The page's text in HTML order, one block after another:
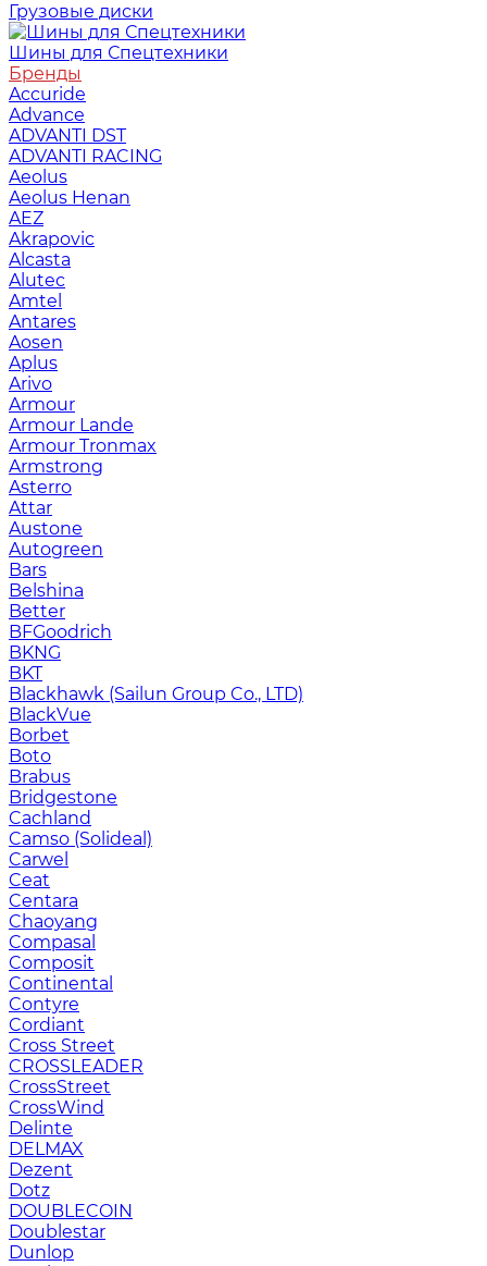
Грузовые диски
Шины для Спецтехники
Бренды
Accuride
Advance
ADVANTI DST
ADVANTI RACING
Aeolus
Aeolus Henan
AEZ
Akrapovic
Alcasta
Alutec
Amtel
Antares
Aosen
Aplus
Arivo
Armour
Armour Lande
Armour Tronmax
Armstrong
Asterro
Attar
Austone
Autogreen
Bars
Belshina
Better
BFGoodrich
BKNG
BKT
Blackhawk (Sailun Group Co., LTD)
BlackVue
Borbet
Boto
Brabus
Bridgestone
Cachland
Camso (Solideal)
Carwel
Ceat
Centara
Chaoyang
Compasal
Composit
Continental
Contyre
Cordiant
Cross Street
CROSSLEADER
CrossStreet
CrossWind
Delinte
DELMAX
Dezent
Dotz
DOUBLECOIN
Doublestar
Dunlop